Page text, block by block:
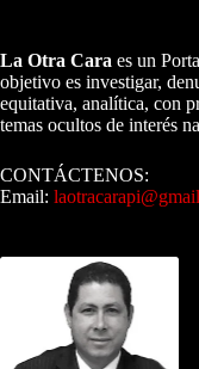
La Otra Cara es un
objetivo es investigar,
equitativa, analítica, con
temas ocultos de interés
CONTÁCTENOS:
Email: